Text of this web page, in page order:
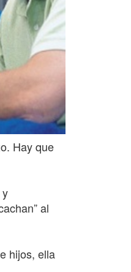
Hay que
al
hijos, ella